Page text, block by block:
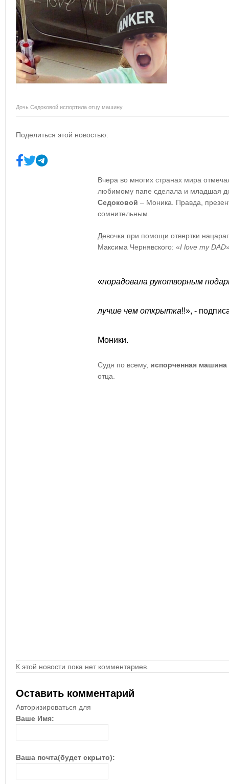
Дочь Седоковой испортила отцу машину
Поделиться этой новостью:
Вчера во многих странах мира
любимому папе сделала и младшая
Седоковой – Моника. Правда,
сомнительным.
Девочка при помощи отвертки
Максима Чернявского: «I love my DAD
«порадовала рукотворным
лучше чем открытка!!», -
Моники.
Судя по всему, испорченная машина
отца.
К этой новости пока нет комментариев.
Оставить комментарий
Авторизироваться для
Ваше Имя:
Ваша почта(будет скрыто):